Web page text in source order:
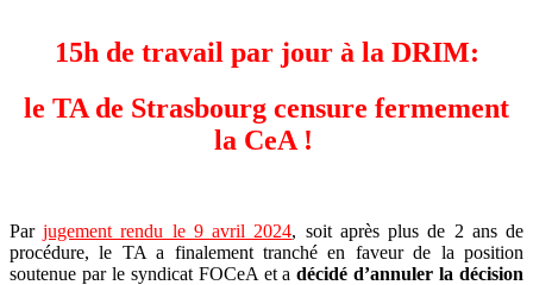
15h de travail par jour à la DRIM:
le TA de Strasbourg censure fermement
la CeA !
Parjugement rendu le 9 avril 2024, soit après plus de 2 ans de
procédure, le TA a finalement tranché en faveur de la position
soutenue par le syndicat FOCeA et adécidé d’annuler la décision